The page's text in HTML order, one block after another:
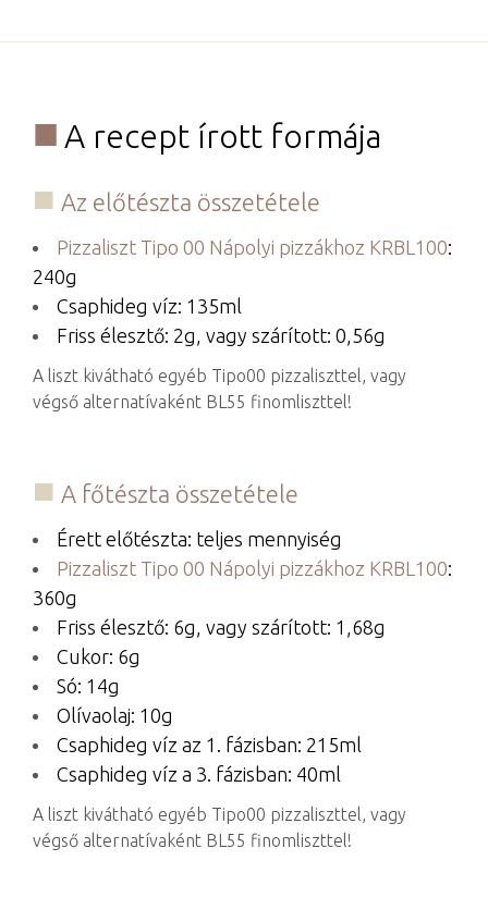
A recept írott formája
Az előtészta összetétele
Pizzaliszt Tipo 00 Nápolyi pizzákhoz KRBL100:
240g
Csaphideg víz: 135ml
Friss élesztő: 2g, vagy szárított: 0,56g
A liszt kivátható egyéb Tipo00 pizzaliszttel, vagy
végső alternatívaként BL55 finomliszttel!
A főtészta összetétele
Érett előtészta: teljes mennyiség
Pizzaliszt Tipo 00 Nápolyi pizzákhoz KRBL100:
360g
Friss élesztő: 6g, vagy szárított: 1,68g
Cukor: 6g
Só: 14g
Olívaolaj: 10g
Csaphideg víz az 1. fázisban: 215ml
Csaphideg víz a 3. fázisban: 40ml
A liszt kivátható egyéb Tipo00 pizzaliszttel, vagy
végső alternatívaként BL55 finomliszttel!